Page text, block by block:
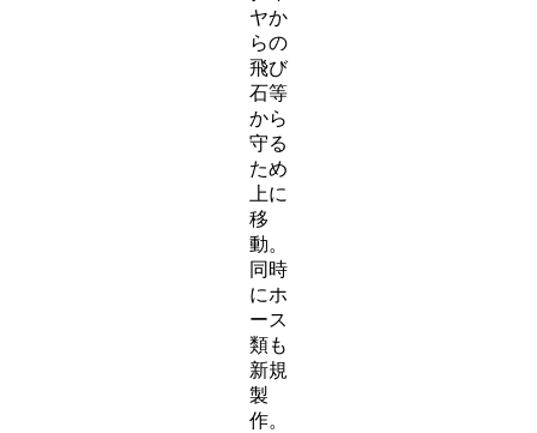
ヤか
らの
飛び
石等
から
守る
ため
上に
移
動。
同時
にホ
ース
類も
新規
製
作。